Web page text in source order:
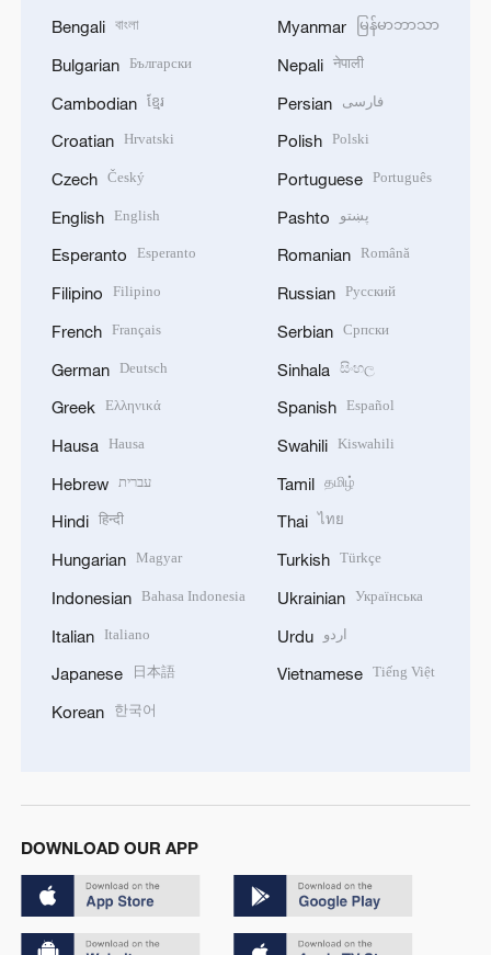
Bengali বাংলা
Bulgarian Български
Cambodian ខ្មែរ
Croatian Hrvatski
Czech Český
English English
Esperanto Esperanto
Filipino Filipino
French Français
German Deutsch
Greek Ελληνικά
Hausa Hausa
Hebrew עברית
Hindi हिन्दी
Hungarian Magyar
Indonesian Bahasa Indonesia
Italian Italiano
Japanese 日本語
Korean 한국어
Myanmar မြန်မာဘာသာ
Nepali नेपाली
Persian فارسی
Polish Polski
Portuguese Português
Pashto پښتو
Romanian Română
Russian Русский
Serbian Српски
Sinhala සිංහල
Spanish Español
Swahili Kiswahili
Tamil தமிழ்
Thai ไทย
Turkish Türkçe
Ukrainian Українська
Urdu اردو
Vietnamese Tiếng Việt
DOWNLOAD OUR APP